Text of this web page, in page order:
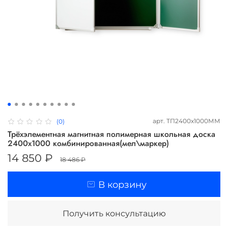
(0) арт. ТП2400х1000ММ
Трёхэлементная магнитная полимерная школьная доска
2400х1000 комбинированная(мел\маркер)
14 850 ₽ 18 486 ₽
В корзину
Получить консультацию